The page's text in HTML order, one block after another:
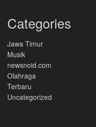
Categories
Jawa Timur
Musik
newsnoid.com
Olahraga
Terbaru
Uncategorized